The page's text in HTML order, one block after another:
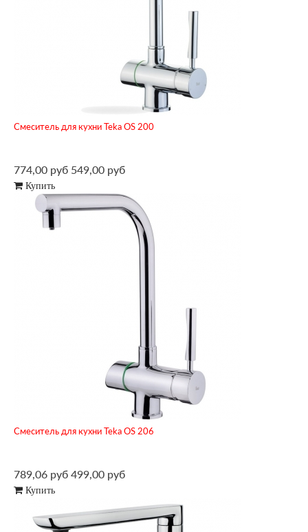
Смеситель для кухни Teka OS 200
774,00 руб 549,00 руб
Купить
Смеситель для кухни Teka OS 206
789,06 руб 499,00 руб
Купить